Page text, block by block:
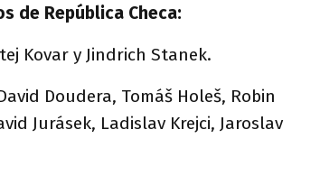
de República Checa:
Kovar y Jindrich Stanek.
Doudera, Tomáš Holeš, Robin
Jurásek, Ladislav Krejci, Jaroslav